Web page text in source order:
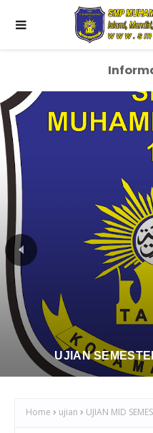
UJIAN
Home ujian UJIAN MID